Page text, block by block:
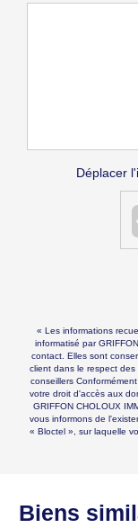
Déplacer
« Les informations
informatisé par
contact. Elles sont
client dans le respect
conseillers
votre droit d'accès aux
GRIFFON CHOLOUX
vous informons de
« Bloctel », sur laquelle
Biens